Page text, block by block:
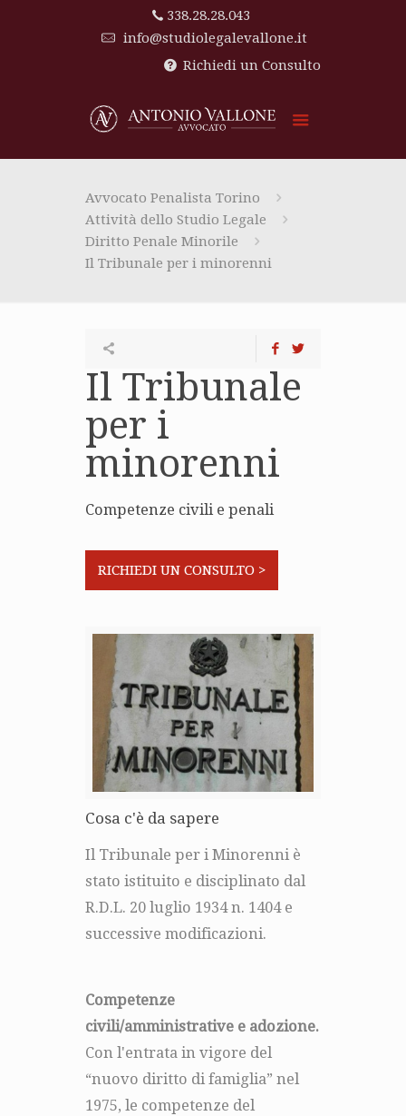
338.28.28.043
info@studiolegalevallone.it
Richiedi un Consulto
Avvocato Penalista Torino
Attività dello Studio Legale
Diritto Penale Minorile
Il Tribunale per i minorenni
Il Tribunale
per i
minorenni
Competenze civili e penali
RICHIEDI UN CONSULTO >
Cosa c'è da sapere
Il Tribunale per i Minorenni è
stato istituito e disciplinato dal
R.D.L. 20 luglio 1934 n. 1404 e
successive modificazioni.
Competenze
civili/amministrative e adozione.
Con l'entrata in vigore del
“nuovo diritto di famiglia” nel
1975, le competenze del